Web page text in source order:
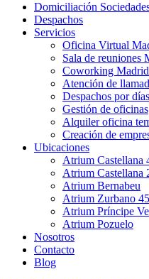
Domiciliación
Despachos
Servicios
Oficina Virtual
Sala de reuniones
Coworking Madrid
Atención de
Despachos por días
Gestión de oficinas
Alquiler oficina
Creación de
Ubicaciones
Atrium Castellana
Atrium Castellana
Atrium Bernabeu
Atrium Zurbano 45
Atrium Príncipe
Atrium Pozuelo
Nosotros
Contacto
Blog